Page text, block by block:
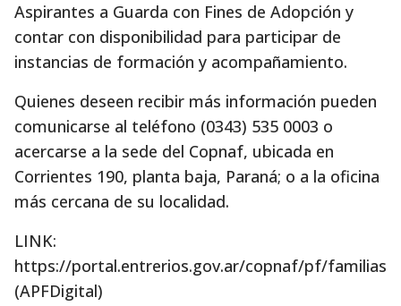
Aspirantes a Guarda con Fines de Adopción y
contar con disponibilidad para participar de
instancias de formación y acompañamiento.
Quienes deseen recibir más información pueden
comunicarse al teléfono (0343) 535 0003 o
acercarse a la sede del Copnaf, ubicada en
Corrientes 190, planta baja, Paraná; o a la oficina
más cercana de su localidad.
LINK:
https://portal.entrerios.gov.ar/copnaf/pf/
(APFDigital)